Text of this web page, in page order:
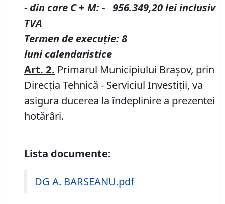
- din care C + M:- 956.349,20leiinclusiv
TVA
Termen de execuție: 8
lunicalendaristice
Art. 2. Primarul Municipiului Braşov, prin
Direcţia Tehnică - Serviciul Investiții, va
asigura ducerea la îndeplinire a prezentei
hotărâri.
Lista documente:
DG A. BARSEANU.pdf